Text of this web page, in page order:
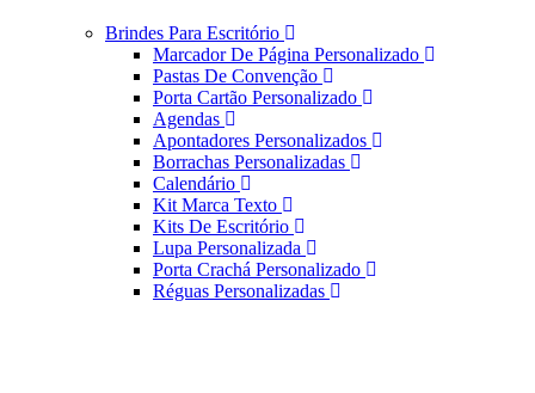
Brindes Para Escritório
Marcador De Página Personalizado
Pastas De Convenção
Porta Cartão Personalizado
Agendas
Apontadores Personalizados
Borrachas Personalizadas
Calendário
Kit Marca Texto
Kits De Escritório
Lupa Personalizada
Porta Crachá Personalizado
Réguas Personalizadas